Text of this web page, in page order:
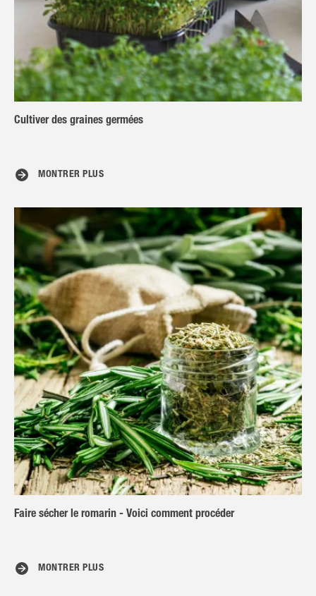
Cultiver des graines germées
MONTRER PLUS
Faire sécher le romarin - Voici comment procéder
MONTRER PLUS